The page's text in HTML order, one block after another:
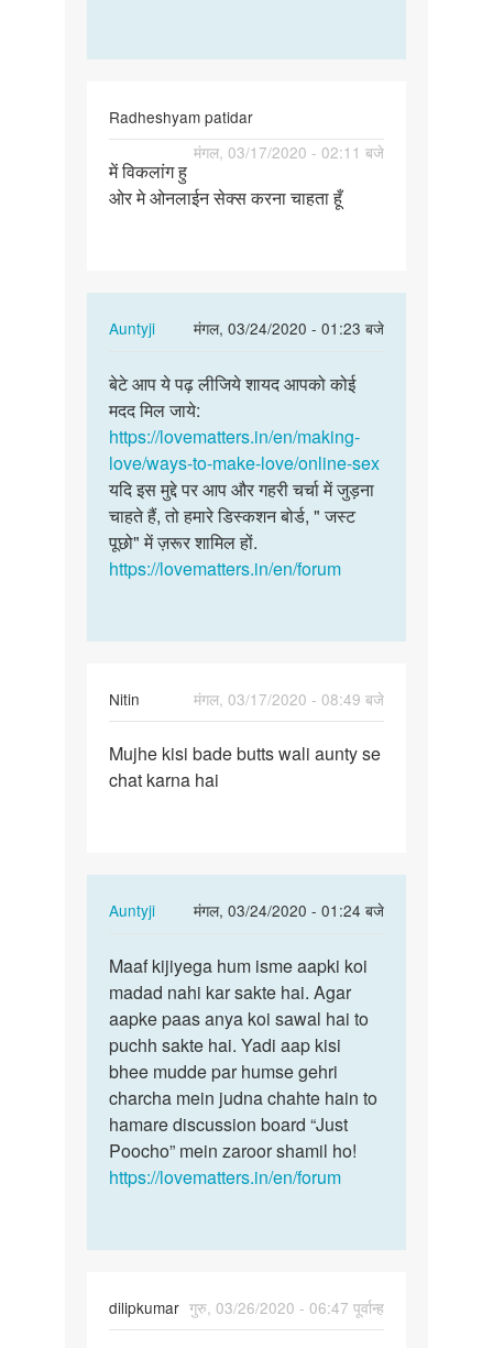
Radheshyam patidar
मंगल, 03/17/2020 - 02:11 बजे
में
विकलांग
…
में विकलांग हु
ओर मे ओनलाईन सेक्स करना चाहता हूँ
Auntyji
मंगल, 03/24/2020 - 01:23 बजे
In
to
में
विकलांग
हु
ओर
मे
ओनलाईन
…
patidar
बेटे
आप
ये
पढ़
लीजिये
शायद…
बेटे आप ये पढ़ लीजिये शायद आपको कोई
मदद मिल जाये:
https://lovematters.in/en/making-
love/ways-to-make-love/online-sex
यदि इस मुद्दे पर आप और गहरी चर्चा में जुड़ना
चाहते हैं, तो हमारे डिस्कशन बोर्ड, " जस्ट
पूछो" में ज़रूर शामिल हों.
https://lovematters.in/en/forum
Nitin
मंगल, 03/17/2020 - 08:49 बजे
Mujhe
kisi
Mujhe kisi bade butts wali aunty se
chat karna hai
Auntyji
मंगल, 03/24/2020 - 01:24 बजे
In
to
Mujhe
kisi
bade
butts
wali…
by
Nitin
Maaf
kijiyega
hum
isme
aapki…
Maaf kijiyega hum isme aapki koi
madad nahi kar sakte hai. Agar
aapke paas anya koi sawal hai to
puchh sakte hai. Yadi aap kisi
bhee mudde par humse gehri
charcha mein judna chahte hain to
hamare discussion board “Just
Poocho” mein zaroor shamil ho!
https://lovematters.in/en/forum
dilipkumar गुरु, 03/26/2020 - 06:47 पूर्वान्ह